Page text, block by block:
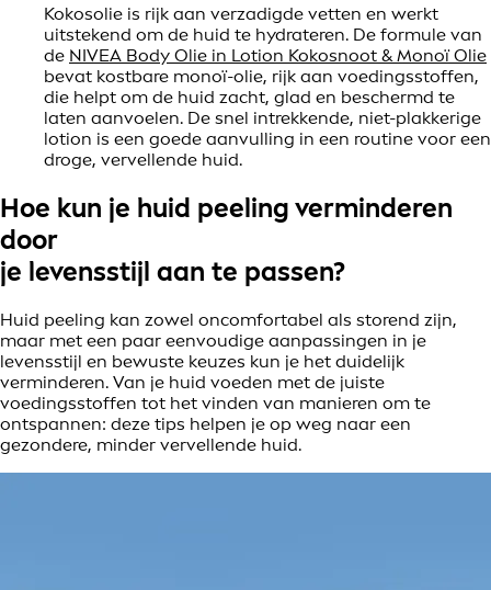
Kokosolie is rijk aan verzadigde vetten en werkt
uitstekend om de huid te hydrateren. De formule van
de NIVEA Body Olie in Lotion Kokosnoot & Monoï Olie
bevat kostbare monoï-olie, rijk aan voedingsstoffen,
die helpt om de huid zacht, glad en beschermd te
laten aanvoelen. De snel intrekkende, niet-plakkerige
lotion is een goede aanvulling in een routine voor een
droge, vervellende huid.
Hoe kun je huid peeling verminderen
door
je levensstijl aan te passen?
Huid peeling kan zowel oncomfortabel als storend zijn,
maar met een paar eenvoudige aanpassingen in je
levensstijl en bewuste keuzes kun je het duidelijk
verminderen. Van je huid voeden met de juiste
voedingsstoffen tot het vinden van manieren om te
ontspannen: deze tips helpen je op weg naar een
gezondere, minder vervellende huid.